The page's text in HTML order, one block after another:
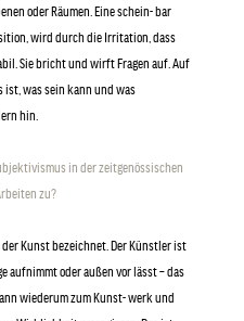
oder Räumen. Eine schein- bar
wird durch die Irritation, dass
Sie bricht und wirft Fragen auf. Auf
ist, was sein kann und was
hin.
in der zeitgenössischen
zu?
Kunst bezeichnet. Der Künstler ist
aufnimmt oder außen vor lässt – das
wiederum zum Kunst- werk und